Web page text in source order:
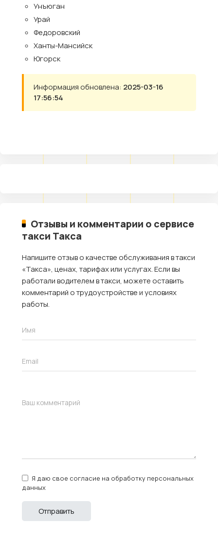
Унъюган
Урай
Федоровский
Ханты-Мансийск
Югорск
Информация обновлена: 2025-03-16
17:56:54
Отзывы и комментарии о сервисе
такси Такса
Напишите отзыв о качестве обслуживания в такси
«Такса», ценах, тарифах или услугах. Если вы
работали водителем в такси, можете оставить
комментарий о трудоустройстве и условиях
работы.
Я даю свое согласие на обработку персональных
данных